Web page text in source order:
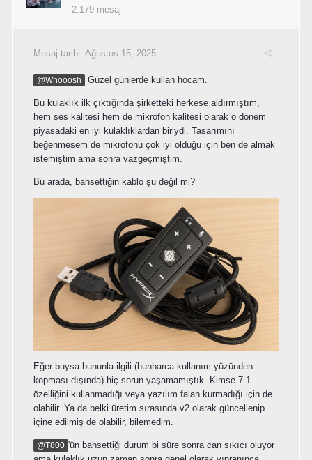
2.179 mesaj
Mesaj tarihi: Ağustos 15, 2025
@Whooosh Güzel günlerde kullan hocam.
Bu kulaklık ilk çıktığında şirketteki herkese aldırmıştım,
hem ses kalitesi hem de mikrofon kalitesi olarak o dönem
piyasadaki en iyi kulaklıklardan biriydi. Tasarımını
beğenmesem de mikrofonu çok iyi olduğu için ben de almak
istemiştim ama sonra vazgeçmiştim.
Bu arada, bahsettiğin kablo şu değil mi?
Eğer buysa bununla ilgili (hunharca kullanım yüzünden
kopması dışında) hiç sorun yaşamamıştık. Kimse 7.1
özelliğini kullanmadığı veya yazılım falan kurmadığı için de
olabilir. Ya da belki üretim sırasında v2 olarak güncellenip
içine edilmiş de olabilir, bilemedim.
@T800 'ün bahsettiği durum bi süre sonra can sıkıcı oluyor